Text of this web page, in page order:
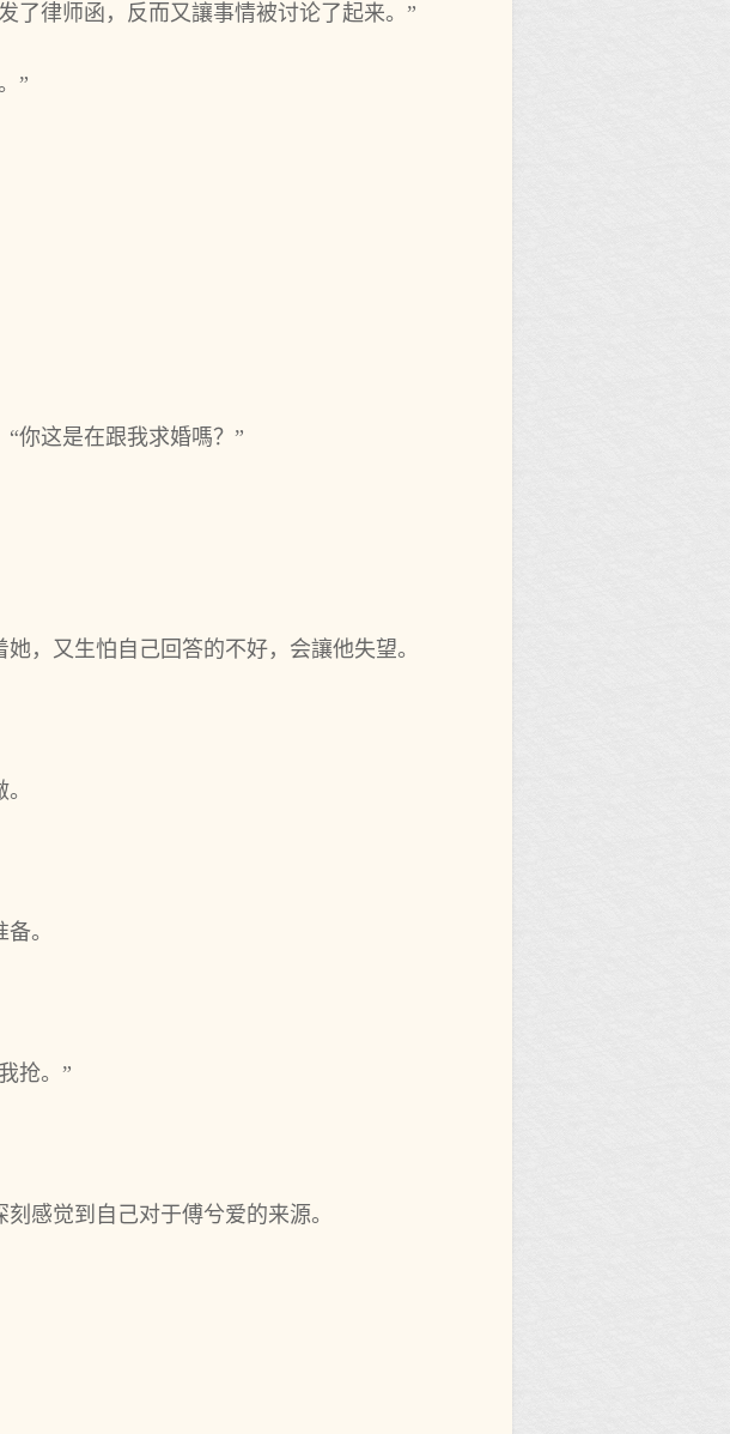
了律师函，反而又讓事情被讨论了起来。”
”
你这是在跟我求婚嗎？”
，又生怕自己回答的不好，会讓他失望。
。
抢。”
感觉到自己对于傅兮爱的来源。